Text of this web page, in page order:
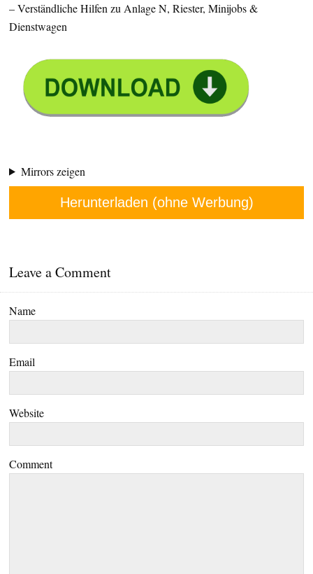
– Verständliche Hilfen zu Anlage N, Riester, Minijobs &
Dienstwagen
Mirrors zeigen
Herunterladen (ohne Werbung)
Leave a Comment
Name
Email
Website
Comment